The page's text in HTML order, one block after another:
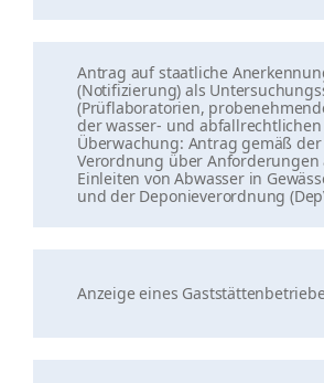
Antrag auf staatliche
(Notifizierung) als
(Prüflaboratorien,
der wasser- und abfallrechtlichen
Überwachung: Antrag gemäß der
Verordnung über Anforderungen
Einleiten von Abwasser in
und der Deponieverordnung
Anzeige eines